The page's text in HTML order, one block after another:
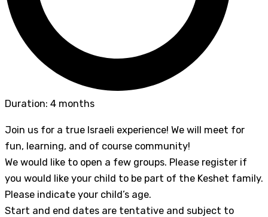
Duration: 4 months
Join us for a true Israeli experience! We will meet for
fun, learning, and of course community!
We would like to open a few groups. Please register if
you would like your child to be part of the Keshet family.
Please indicate your child’s age.
Start and end dates are tentative and subject to